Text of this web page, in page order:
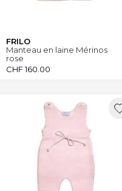
FRILO
Manteau en laine Mérinos
rose
CHF160.00